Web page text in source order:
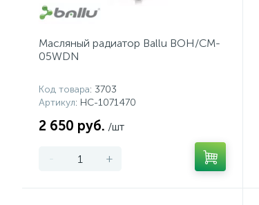
Масляный радиатор Ballu BOH/CM-
05WDN
Код товара: 3703
Артикул: НС-1071470
2 650 руб. /шт
- +